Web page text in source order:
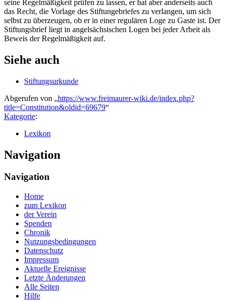
seine Regelmäßigkeit prüfen zu lassen, er hat aber anderseits auch
das Recht, die Vorlage des Stiftungebriefes zu verlangen, um sich
selbst zu überzeugen, ob er in einer regulären Loge zu Gaste ist. Der
Stiftungsbrief liegt in angelsächsischen Logen bei jeder Arbeit als
Beweis der Regelmäßigkeit auf.
Siehe auch
Stiftungsurkunde
Abgerufen von „https://www.freimaurer-wiki.de/index.php?
title=Constitution&oldid=69679“
Kategorie:
Lexikon
Navigation
Navigation
Home
zum Lexikon
der Verein
Spenden
Chronik
Nutzungsbedingungen
Datenschutz
Impressum
Aktuelle Ereignisse
Letzte Änderungen
Alle Seiten
Hilfe